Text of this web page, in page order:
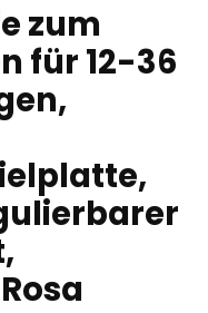
zum
für 12-36